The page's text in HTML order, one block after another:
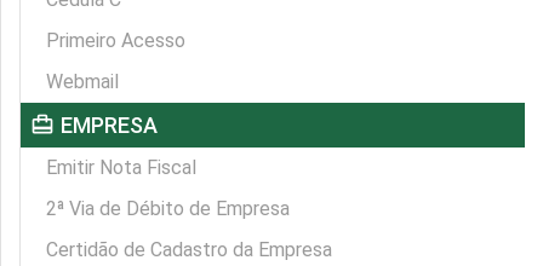
Primeiro Acesso
Webmail
card_travel EMPRESA
Emitir Nota Fiscal
2ª Via de Débito de Empresa
Certidão de Cadastro da Empresa